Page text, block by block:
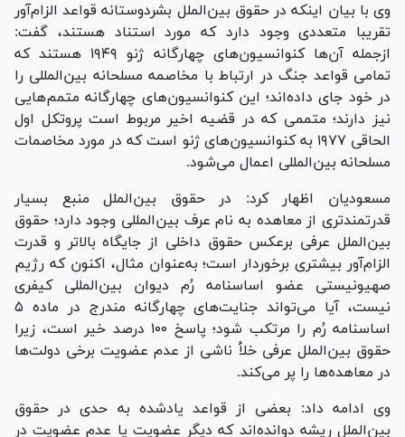
وی با بیان اینکه در حقوق بین‌الملل بشردوستانه قواعد الزام‌آور
تقریبا متعددی وجود دارد که مورد استناد هستند، گفت:
ازجمله آن‌ها کنوانسیون‌های چهارگانه ژنو ۱۹۴۹ هستند که
تمامی قواعد جنگ در ارتباط با مخاصمه مسلحانه بین‌المللی را
در خود جای داده‌اند؛ این کنوانسیون‌های چهارگانه متمم‌هایی
نیز دارند؛ متممی که در قضیه اخیر مربوط است پروتکل اول
الحاقی ۱۹۷۷ به کنوانسیون‌های ژنو است که در مورد مخاصمات
مسلحانه بین‌المللی اعمال می‌شود.
مسعودیان اظهار کرد: در حقوق بین‌الملل منبع بسیار
قدرتمندتری از معاهده به نام عرف بین‌المللی وجود دارد؛ حقوق
بین‌الملل عرفی برعکس حقوق داخلی از جایگاه بالاتر و قدرت
الزام‌آور بیشتری برخوردار است؛ به‌عنوان مثال، اکنون که رژیم
صهیونیستی عضو اساسنامه رُم دیوان بین‌المللی کیفری
نیست، آیا می‌تواند جنایت‌های چهارگانه مندرج در ماده ۵
اساسنامه رُم را مرتکب شود؛ پاسخ ۱۰۰ درصد خیر است، زیرا
حقوق بین‌الملل عرفی خلأ ناشی از عدم عضویت برخی دولت‌ها
در معاهده‌ها را پر می‌کند.
وی ادامه داد: بعضی از قواعد یادشده به حدی در حقوق
بین‌الملل ریشه دوانده‌اند که دیگر عضویت یا عدم عضویت در